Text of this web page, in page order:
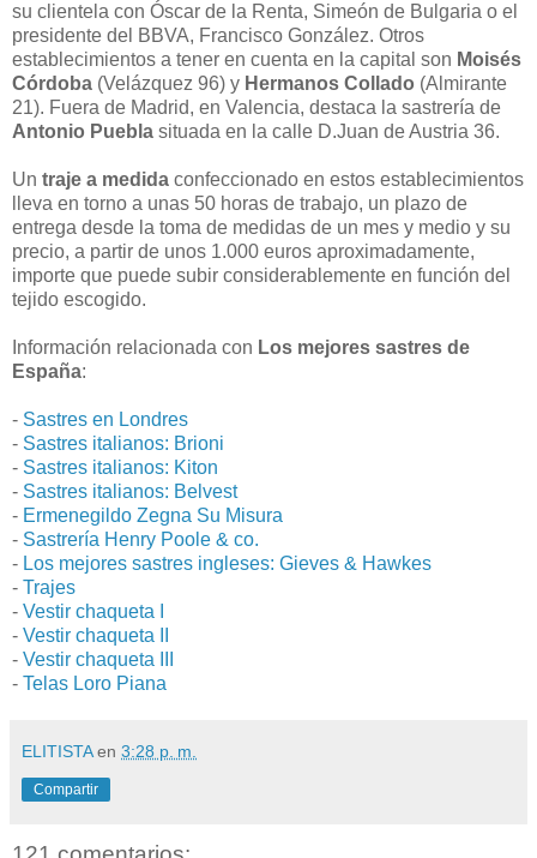
su clientela con Óscar de la Renta, Simeón de Bulgaria o el
presidente del BBVA, Francisco González. Otros
establecimientos a tener en cuenta en la capital son Moisés
Córdoba (Velázquez 96) y Hermanos Collado (Almirante
21). Fuera de Madrid, en Valencia, destaca la sastrería de
Antonio Puebla situada en la calle D.Juan de Austria 36.
Un traje a medida confeccionado en estos establecimientos
lleva en torno a unas 50 horas de trabajo, un plazo de
entrega desde la toma de medidas de un mes y medio y su
precio, a partir de unos 1.000 euros aproximadamente,
importe que puede subir considerablemente en función del
tejido escogido.
Información relacionada con Los mejores sastres de
España:
- Sastres en Londres
- Sastres italianos: Brioni
- Sastres italianos: Kiton
- Sastres italianos: Belvest
- Ermenegildo Zegna Su Misura
- Sastrería Henry Poole & co.
- Los mejores sastres ingleses: Gieves & Hawkes
- Trajes
- Vestir chaqueta I
- Vestir chaqueta II
- Vestir chaqueta III
- Telas Loro Piana
ELITISTA en 3:28 p. m.
Compartir